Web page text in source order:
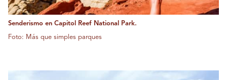
Senderismo en Capitol Reef National Park.
Foto: Más que simples parques